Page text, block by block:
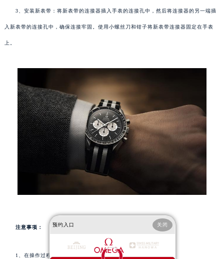
3、安装新表带：将新表带的连接器插入手表的连接孔中，然后将连接器的另一端插
入新表带的连接孔中，确保连接牢固。使用小螺丝刀和钳子将新表带连接器固定在手表
上。
注意事项：
1、在操作过程中要轻柔，避免用力过度，以免损坏手表或表带；
预约入口 关闭